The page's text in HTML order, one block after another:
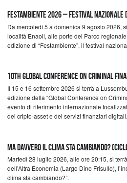
Festambiente 2026 – Festival nazionale
Da mercoledì 5 a domenica 9 agosto 2026,
località Enaoli, alle porte del Parco
edizione di “Festambiente”, il festival
10th Global Conference on Criminal
Il 15 e 16 settembre 2026 si terrà a
edizione della “Global Conference on
evento di riferimento internazionale
dei cripto-asset e dei servizi finanziari digitali.
Ma davvero il clima sta cambiando?
Martedì 28 luglio 2026, alle ore 20:15, si
dell’Altra Economia (Largo Dino Frisullo),
clima sta cambiando?”.